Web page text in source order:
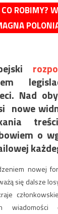
ROBIMY?
Nad
nowe
o
nowej
się dalsze